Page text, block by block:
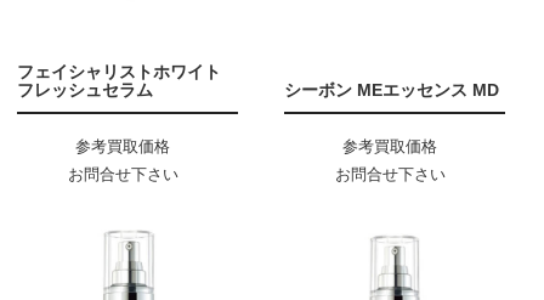
フェイシャリストホワイト
フレッシュセラム
参考買取価格
お問合せ下さい
シーボン MEエッセンス MD
参考買取価格
お問合せ下さい